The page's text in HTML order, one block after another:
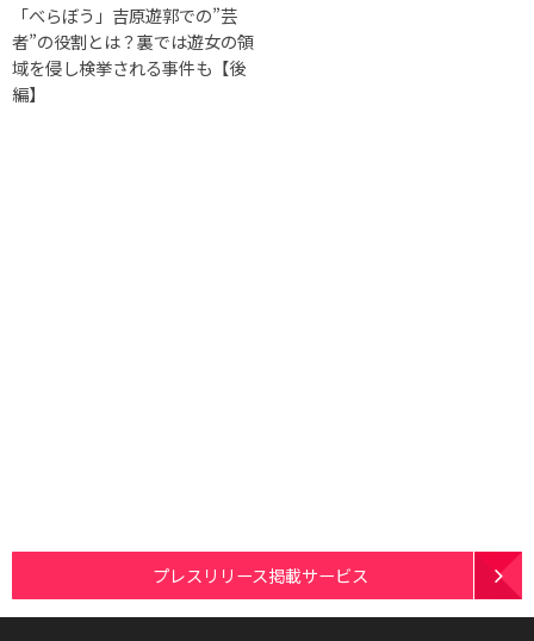
「べらぼう」吉原遊郭での”芸
者”の役割とは？裏では遊女の領
域を侵し検挙される事件も【後
編】
プレスリリース掲載サービス